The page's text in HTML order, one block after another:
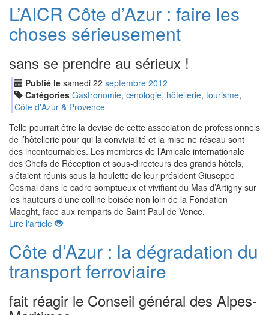
L’AICR Côte d’Azur : faire les
choses sérieusement
sans se prendre au sérieux !
Publié le samedi 22 septembre 2012
Catégories Gastronomie, œnologie, hôtellerie, tourisme,
Côte d'Azur & Provence
Telle pourrait être la devise de cette association de professionnels
de l’hôtellerie pour qui la convivialité et la mise ne réseau sont
des incontournables. Les membres de l’Amicale internationale
des Chefs de Réception et sous-directeurs des grands hôtels,
s’étaient réunis sous la houlette de leur président Giuseppe
Cosmai dans le cadre somptueux et vivifiant du Mas d’Artigny sur
les hauteurs d’une colline boisée non loin de la Fondation
Maeght, face aux remparts de Saint Paul de Vence.
Lire l'article
Côte d’Azur : la dégradation du
transport ferroviaire
fait réagir le Conseil général des Alpes-